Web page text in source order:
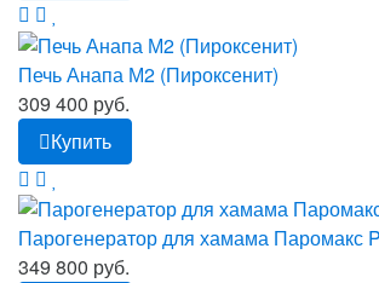
Печь Анапа М2 (Пироксенит)
309 400 руб.
Купить
Парогенератор для хамама Паромакс
349 800 руб.